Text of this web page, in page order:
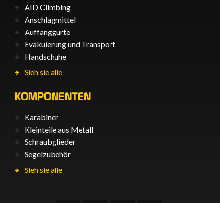
AID Climbing
Anschlagmittel
Auffanggurte
Evakuierung und Transport
Handschuhe
Sieh sie alle
KOMPONENTEN
Karabiner
Kleinteile aus Metall
Schraubglieder
Segelzubehör
Sieh sie alle